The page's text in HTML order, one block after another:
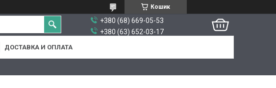
Кошик
+380 (68) 669-05-53
+380 (63) 652-03-17
ДОСТАВКА И ОПЛАТА